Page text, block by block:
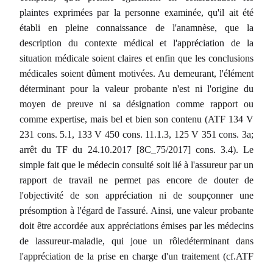
plaintes exprimées par la personne examinée, qu'il ait été
établi en pleine connaissance de l'anamnèse, que la
description du contexte médical et l'appréciation de la
situation médicale soient claires et enfin que les conclusions
médicales soient dûment motivées. Au demeurant, l'élément
déterminant pour la valeur probante n'est ni l'origine du
moyen de preuve ni sa désignation comme rapport ou
comme expertise, mais bel et bien son contenu (ATF 134 V
231 cons. 5.1, 133 V 450 cons. 11.1.3, 125 V 351 cons. 3a;
arrêt du TF du 24.10.2017 [8C_75/2017] cons. 3.4). Le
simple fait que le médecin consulté soit lié à l'assureur par un
rapport de travail ne permet pas encore de douter de
l'objectivité de son appréciation ni de soupçonner une
présomption à l'égard de l'assuré. Ainsi, une valeur probante
doit être accordée aux appréciations émises par les médecins
de lassureur-maladie, qui joue un rôledéterminant dans
l'appréciation de la prise en charge d'un traitement (cf.ATF